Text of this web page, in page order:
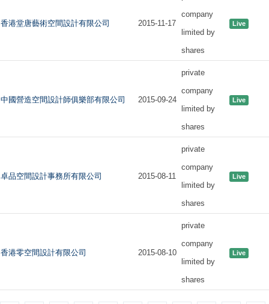
香港堂唐藝術空間設計有限公司 2015-11-17
company
limited by
shares
Live
中國營造空間設計師俱樂部有限公司 2015-09-24
private
company
limited by
shares
Live
卓品空間設計事務所有限公司 2015-08-11
private
company
limited by
shares
Live
香港零空間設計有限公司 2015-08-10
private
company
limited by
shares
Live